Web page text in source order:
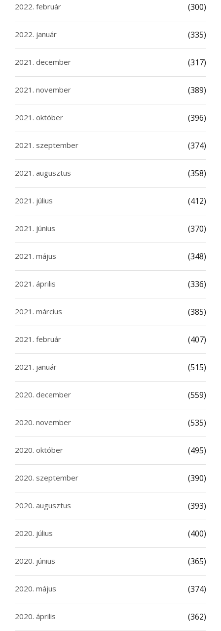
2022. február (300)
2022. január (335)
2021. december (317)
2021. november (389)
2021. október (396)
2021. szeptember (374)
2021. augusztus (358)
2021. július (412)
2021. június (370)
2021. május (348)
2021. április (336)
2021. március (385)
2021. február (407)
2021. január (515)
2020. december (559)
2020. november (535)
2020. október (495)
2020. szeptember (390)
2020. augusztus (393)
2020. július (400)
2020. június (365)
2020. május (374)
2020. április (362)